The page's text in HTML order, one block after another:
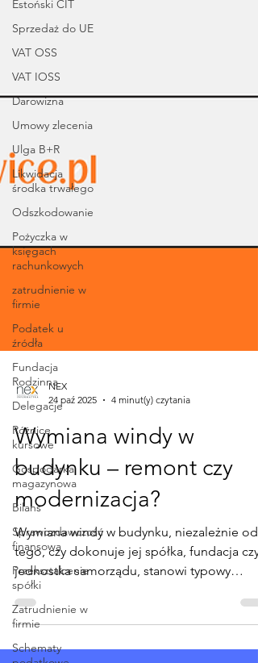
Estoński CIT
Sprzedaż do UE
VAT OSS
VAT IOSS
Darowizna
Umowy zlecenia
Ulga B+R
Likwidacja
środka trwałego
Odszkodowanie
Pożyczka w
księgach
rachunkowych
zatrudnienie w
firmie
Podatek u
źródła
Fundacja
Rodzinna
Delegacje
Różnice
kursowe
Gospodarka
magazynowa
Bilans
Sprawozdawczość
finansowa
Przekształcenie
spółki
Zatrudnienie w
firmie
Schematy
NEX
24 paź 2025
Wymiana windy w
budynku – remont czy
modernizacja?
Wymiana windy w budynku, niezależnie od
tego, czy dokonuje jej spółka, fundacja czy
jednostka samorządu, stanowi typowy
przykład wątpliwości interpretacyjnej na